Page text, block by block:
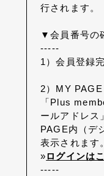
行されます。
▼会員番号の
-----
1）会員登録
2）MY PAGE
「Plus
ールアドレス
PAGE内（デ
表示されます。
»ログインは
-----